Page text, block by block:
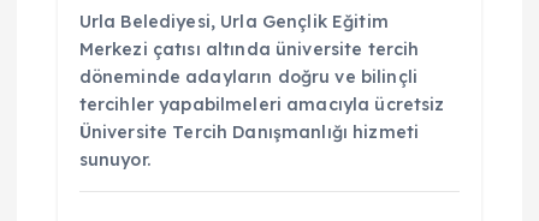
Urla Belediyesi, Urla Gençlik Eğitim
Merkezi çatısı altında üniversite tercih
döneminde adayların doğru ve bilinçli
tercihler yapabilmeleri amacıyla ücretsiz
Üniversite Tercih Danışmanlığı hizmeti
sunuyor.